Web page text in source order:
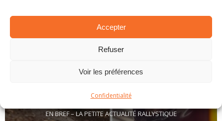
Accepter
Refuser
Voir les préférences
Confidentialité
EN BREF – LA PETITE ACTUALITÉ RALLYSTIQUE